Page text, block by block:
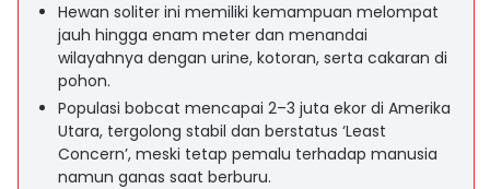
Hewan soliter ini memiliki kemampuan melompat
jauh hingga enam meter dan menandai
wilayahnya dengan urine, kotoran, serta cakaran di
pohon.
Populasi bobcat mencapai 2–3 juta ekor di Amerika
Utara, tergolong stabil dan berstatus ‘Least
Concern’, meski tetap pemalu terhadap manusia
namun ganas saat berburu.